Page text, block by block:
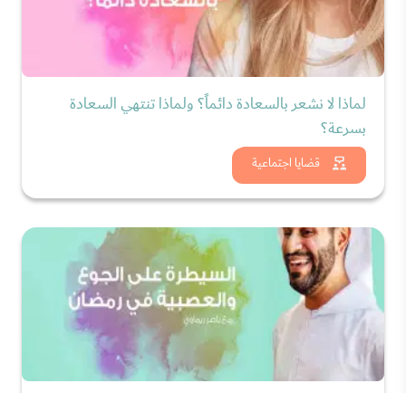
قضايا اجتماعية
لماذا لا نشعر بالسعادة دائماً؟ ولماذا تنتهي السعادة
بسرعة؟
شاهد الان